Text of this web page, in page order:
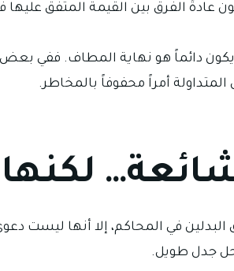
عادةً الفرق بين القيمة المتفق عليها
يكون دائماً هو نهاية المطاف. ففي
أمراً محفوفاً بالمخاطر.
في المحاكم، إلا أنها ليست
جدل طويل.